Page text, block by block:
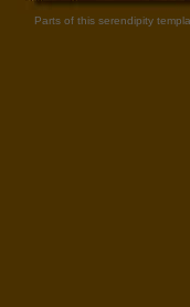
Parts of this serendipity